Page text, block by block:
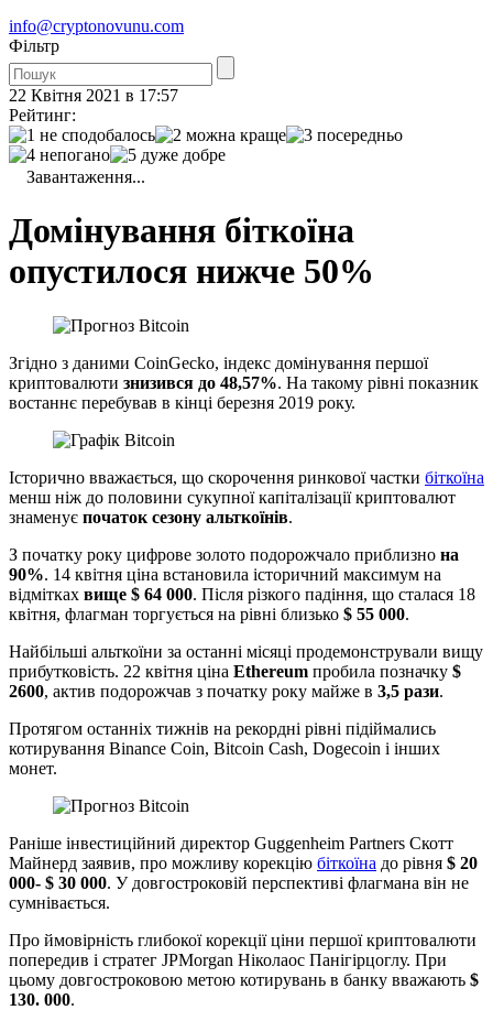
info@cryptonovunu.com
Фiльтр
22 Квітня 2021 в 17:57
Рейтинг:
Завантаження...
Домінування біткоїна
опустилося нижче 50%
Згідно з даними CoinGecko, індекс домінування першої
криптовалюти знизився до 48,57%. На такому рівні показник
востаннє перебував в кінці березня 2019 року.
Історично вважається, що скорочення ринкової частки біткоїна
менш ніж до половини сукупної капіталізації криптовалют
знаменує початок сезону альткоїнів.
З початку року цифрове золото подорожчало приблизно на
90%. 14 квітня ціна встановила історичний максимум на
відмітках вище $ 64 000. Після різкого падіння, що сталася 18
квітня, флагман торгується на рівні близько $ 55 000.
Найбільші альткоїни за останні місяці продемонстрували вищу
прибутковість. 22 квітня ціна Ethereum пробила позначку $
2600, актив подорожчав з початку року майже в 3,5 рази.
Протягом останніх тижнів на рекордні рівні підіймались
котирування Binance Coin, Bitcoin Cash, Dogecoin і інших
монет.
Раніше інвестиційний директор Guggenheim Partners Скотт
Майнерд заявив, про можливу корекцію біткоїна до рівня $ 20
000- $ 30 000. У довгостроковій перспективі флагмана він не
сумнівається.
Про ймовірність глибокої корекції ціни першої криптовалюти
попередив і стратег JPMorgan Ніколаос Панігірцоглу. При
цьому довгостроковою метою котирувань в банку вважають $
130. 000.